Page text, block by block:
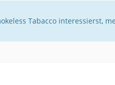
Tabacco interessierst,